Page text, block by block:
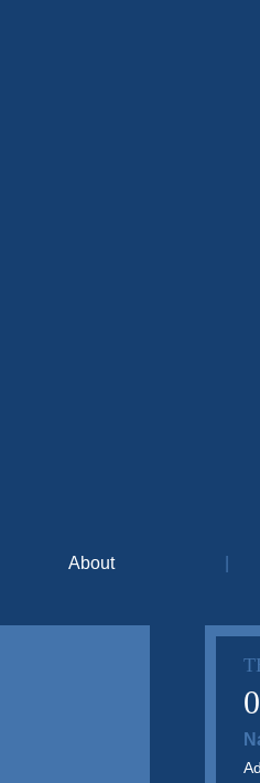
About